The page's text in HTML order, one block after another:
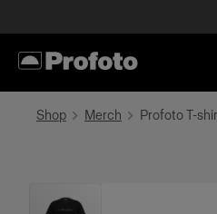
Shop Merch Profoto T-